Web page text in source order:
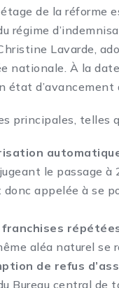
de la réforme
régime
Lavarde,
nationale. À la
état
principales, telles
le passage à
donc appelée à se
franchises
aléa naturel
de refus
Bureau central de